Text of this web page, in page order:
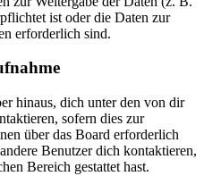
ist oder die Daten zur
erforderlich sind.
hinaus, dich unter den von dir
sofern dies zur
über das Board erforderlich
Benutzer dich kontaktieren,
Bereich gestattet hast.